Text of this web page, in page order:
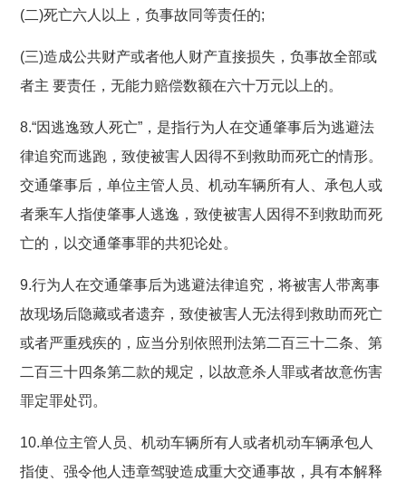
(二)死亡六人以上，负事故同等责任的;
(三)造成公共财产或者他人财产直接损失，负事故全部或
者主 要责任，无能力赔偿数额在六十万元以上的。
8.“因逃逸致人死亡”，是指行为人在交通肇事后为逃避法
律追究而逃跑，致使被害人因得不到救助而死亡的情形。
交通肇事后，单位主管人员、机动车辆所有人、承包人或
者乘车人指使肇事人逃逸，致使被害人因得不到救助而死
亡的，以交通肇事罪的共犯论处。
9.行为人在交通肇事后为逃避法律追究，将被害人带离事
故现场后隐藏或者遗弃，致使被害人无法得到救助而死亡
或者严重残疾的，应当分别依照刑法第二百三十二条、第
二百三十四条第二款的规定，以故意杀人罪或者故意伤害
罪定罪处罚。
10.单位主管人员、机动车辆所有人或者机动车辆承包人
指使、强令他人违章驾驶造成重大交通事故，具有本解释